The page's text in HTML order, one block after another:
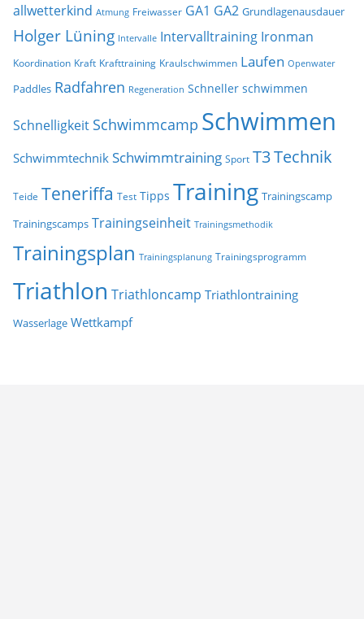
allwetterkind Atmung Freiwasser GA1 GA2 Grundlagenausdauer
Holger Lüning Intervalle Intervalltraining Ironman
Koordination Kraft Krafttraining Kraulschwimmen Laufen Openwater
Paddles Radfahren Regeneration Schneller schwimmen
Schnelligkeit Schwimmcamp Schwimmen
Schwimmtechnik Schwimmtraining Sport T3Technik
Teide Teneriffa Test Tipps Training Trainingscamp
Trainingscamps Trainingseinheit Trainingsmethodik
Trainingsplan Trainingsplanung Trainingsprogramm
Triathlon Triathloncamp Triathlontraining
Wasserlage Wettkampf